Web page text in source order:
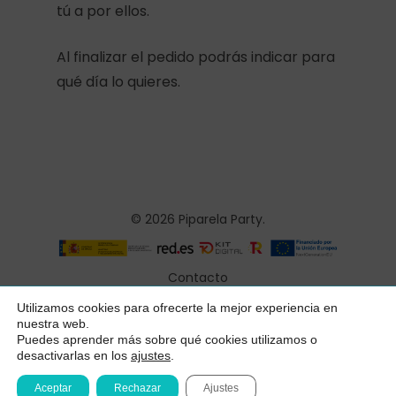
Subtotal: 0,00
Ver Carrito
tú a por ellos.
Al finalizar el pedido podrás indicar para
qué día lo quieres.
© 2026 Piparela Party.
Contacto
Aviso legal
Política de privacidad
Condiciones generales
Utilizamos cookies para ofrecerte la mejor experiencia en
nuestra web.
Puedes aprender más sobre qué cookies utilizamos o
desactivarlas en los ajustes
Aceptar Rechazar Ajustes